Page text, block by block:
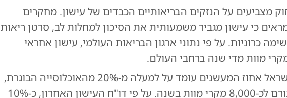
מצביעים על הנזקים הבריאותיים הכבדים של עישון. מחקרים
כי עישון מגביר משמעותית את הסיכון למחלות לב, סרטן ריאות
כרוניות. על פי נתוני ארגון הבריאות העולמי, עישון אחראי
מקרי מוות מדי שנה ברחבי העולם.
כידוע, בישראל אחוז המעשנים עומד על למעלה מ-20% מהאוכלוסייה הבוגרת,
והעישון גורם לכ-8,000 מקרי מוות בשנה. על פי דו"ח העישון האחרון, כ-10%